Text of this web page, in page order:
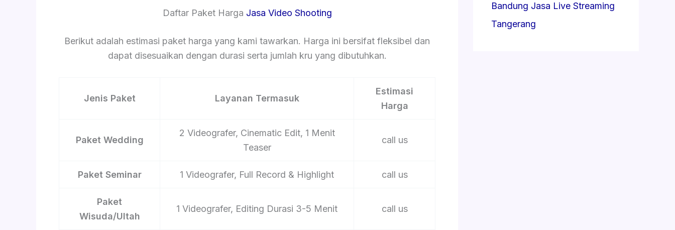
Daftar Paket Harga Jasa Video Shooting
Berikut adalah estimasi paket harga yang kami tawarkan. Harga ini bersifat fleksibel dan
dapat disesuaikan dengan durasi serta jumlah kru yang dibutuhkan.
Jenis Paket Layanan Termasuk
Estimasi
Harga
Paket Wedding
2 Videografer, Cinematic Edit, 1 Menit
Teaser
call us
Paket Seminar 1 Videografer, Full Record & Highlight call us
Paket
Wisuda/Ultah
1 Videografer, Editing Durasi 3-5 Menit call us
Bandung Jasa Live Streaming
Tangerang